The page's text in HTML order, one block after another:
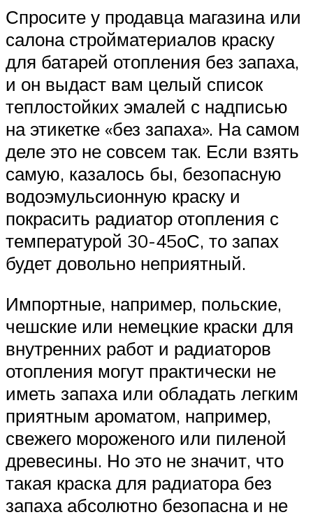
Спросите у продавца магазина или
салона стройматериалов краску
для батарей отопления без запаха,
и он выдаст вам целый список
теплостойких эмалей с надписью
на этикетке «без запаха». На самом
деле это не совсем так. Если взять
самую, казалось бы, безопасную
водоэмульсионную краску и
покрасить радиатор отопления с
температурой 30-45оС, то запах
будет довольно неприятный.
Импортные, например, польские,
чешские или немецкие краски для
внутренних работ и радиаторов
отопления могут практически не
иметь запаха или обладать легким
приятным ароматом, например,
свежего мороженого или пиленой
древесины. Но это не значит, что
такая краска для радиатора без
запаха абсолютно безопасна и не